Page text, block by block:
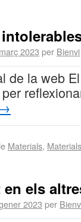
2023 per Bienvi
de la web
→
Materials, Materials
en els
2023 per